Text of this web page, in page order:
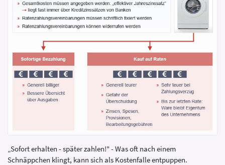
„Sofort erhalten - später zahlen!" - Was oft nach einem
Schnäppchen klingt, kann sich als Kostenfalle entpuppen.